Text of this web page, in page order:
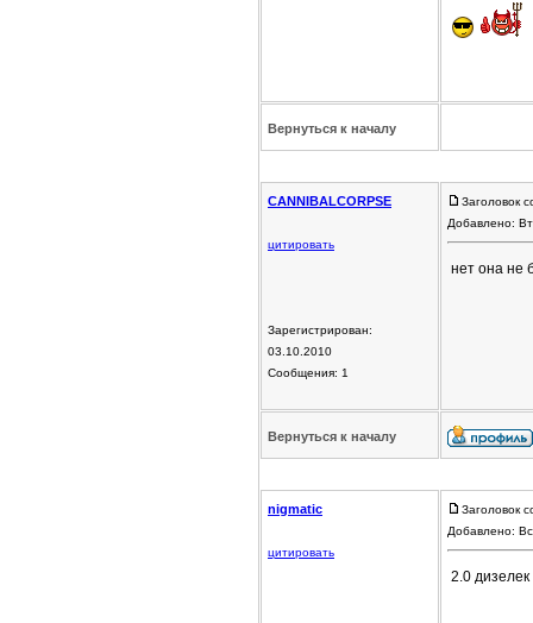
Вернуться к началу
CANNIBALCORPSE
цитировать
Зарегистрирован:
03.10.2010
Сообщения: 1
Заголовок
Добавлено:
нет она не
Вернуться к началу
nigmatic
цитировать
Заголовок
Добавлено:
2.0